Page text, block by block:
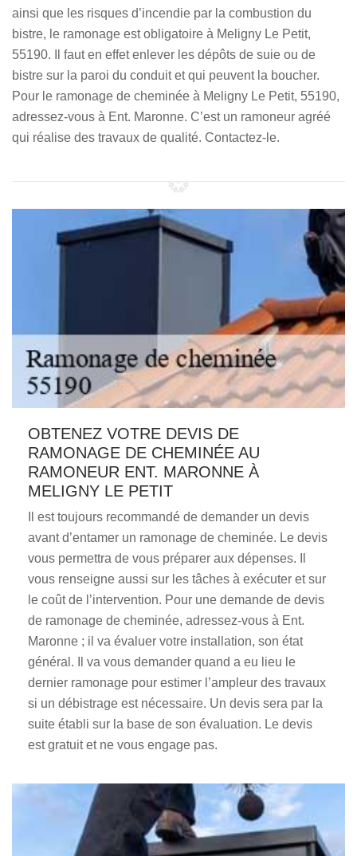
ainsi que les risques d’incendie par la combustion du
bistre, le ramonage est obligatoire à Meligny Le Petit,
55190. Il faut en effet enlever les dépôts de suie ou de
bistre sur la paroi du conduit et qui peuvent la boucher.
Pour le ramonage de cheminée à Meligny Le Petit, 55190,
adressez-vous à Ent. Maronne. C’est un ramoneur agréé
qui réalise des travaux de qualité. Contactez-le.
OBTENEZ VOTRE DEVIS DE
RAMONAGE DE CHEMINÉE AU
RAMONEUR ENT. MARONNE À
MELIGNY LE PETIT
Il est toujours recommandé de demander un devis
avant d’entamer un ramonage de cheminée. Le devis
vous permettra de vous préparer aux dépenses. Il
vous renseigne aussi sur les tâches à exécuter et sur
le coût de l’intervention. Pour une demande de devis
de ramonage de cheminée, adressez-vous à Ent.
Maronne ; il va évaluer votre installation, son état
général. Il va vous demander quand a eu lieu le
dernier ramonage pour estimer l’ampleur des travaux
si un débistrage est nécessaire. Un devis sera par la
suite établi sur la base de son évaluation. Le devis
est gratuit et ne vous engage pas.